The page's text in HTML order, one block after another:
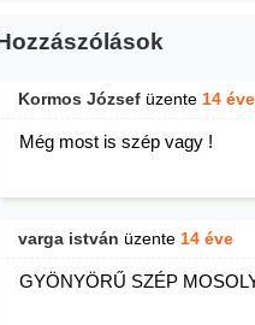
Kormos József üzente 14 éve
Még most is szép vagy !
varga istván üzente 14 éve
GYÖNYÖRŰ SZÉP